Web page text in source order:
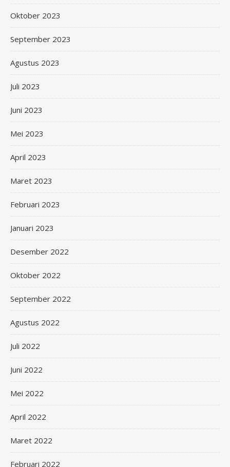
Oktober 2023
September 2023
Agustus 2023
Juli 2023
Juni 2023
Mei 2023
April 2023
Maret 2023
Februari 2023
Januari 2023
Desember 2022
Oktober 2022
September 2022
Agustus 2022
Juli 2022
Juni 2022
Mei 2022
April 2022
Maret 2022
Februari 2022